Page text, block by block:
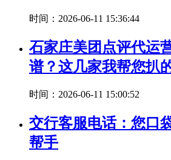
时间：2026-06-11 15:36:44
石家庄美团点评代运
谱？这几家我帮您扒
时间：2026-06-11 15:00:52
交行客服电话：您口
帮手